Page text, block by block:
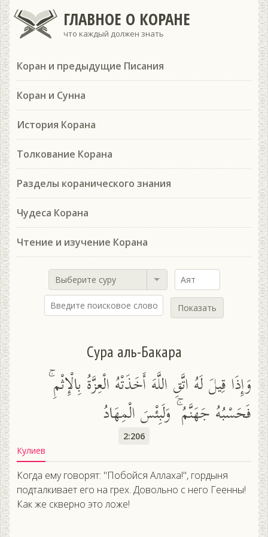
ГЛАВНОЕ О КОРАНЕ
что каждый должен знать
Коран и предыдущие Писания
Коран и Сунна
История Корана
Толкование Корана
Разделы коранического знания
Чудеса Корана
Чтение и изучение Корана
Выберите суру
Показать
Сура аль-Бакара
وَإِذَا قِيلَ لَهُ اتَّقِ اللَّهَ أَخَذَتْهُ الْعِزَّةُ بِالْإِثْمِ ۚ
فَحَسْبُهُ جَهَنَّمُ ۚ وَلَبِئْسَ الْمِهَادُ
2:206
Кулиев
Когда ему говорят: "Побойся Аллаха!", гордыня
подталкивает его на грех. Довольно с него Геенны!
Как же скверно это ложе!